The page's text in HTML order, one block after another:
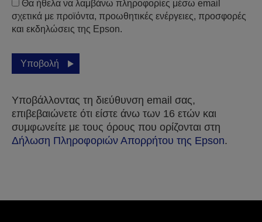
Θα ήθελα να λαμβάνω πληροφορίες μέσω email
σχετικά με προϊόντα, προωθητικές ενέργειες, προσφορές
και εκδηλώσεις της Epson.
Υποβολή
Υποβάλλοντας τη διεύθυνση email σας,
επιβεβαιώνετε ότι είστε άνω των 16 ετών και
συμφωνείτε με τους όρους που ορίζονται στη
Δήλωση Πληροφοριών Απορρήτου της Epson.
Σας ευχαριστούμε για την υποβολή σας.